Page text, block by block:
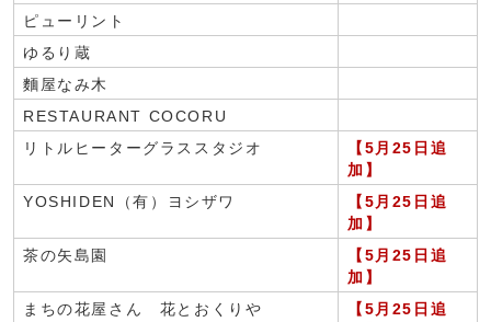
ピューリント
ゆるり蔵
麵屋なみ木
RESTAURANT COCORU
リトルヒーターグラススタジオ
【5月25日追
加】
YOSHIDEN（有）ヨシザワ
【5月25日追
加】
茶の矢島園
【5月25日追
加】
まちの花屋さん 花とおくりや
【5月25日追